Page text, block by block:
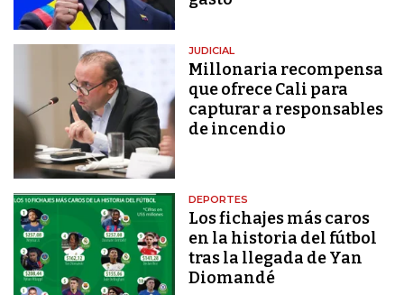
JUDICIAL
Millonaria recompensa
que ofrece Cali para
capturar a responsables
de incendio
DEPORTES
Los fichajes más caros
en la historia del fútbol
tras la llegada de Yan
Diomandé